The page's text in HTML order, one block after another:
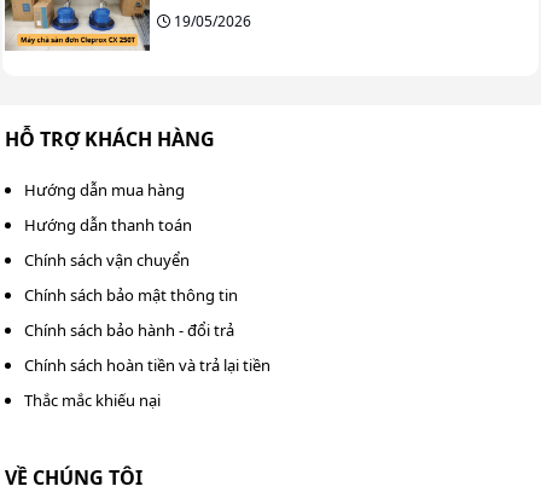
19/05/2026
HỖ TRỢ KHÁCH HÀNG
Hướng dẫn mua hàng
Hướng dẫn thanh toán
Chính sách vận chuyển
Chính sách bảo mật thông tin
Chính sách bảo hành - đổi trả
Chính sách hoàn tiền và trả lại tiền
Thắc mắc khiếu nại
VỀ CHÚNG TÔI